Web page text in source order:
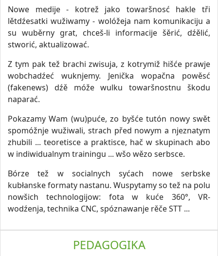
Nowe medije - kotrež jako towaršnosć hakle tři
lětdźesatki wužiwamy - wolóžeja nam komunikaciju a
su wuběrny grat, chceš-li informacije šěrić, dźělić,
stworić, aktualizować.
Z tym pak tež brachi zwisuja, z kotrymiž hišće prawje
wobchadźeć wuknjemy. Jenička wopačna powěsć
(fakenews) dźě móže wulku towaršnostnu škodu
naparać.
Pokazamy Wam (wu)puće, zo byšće tutón nowy swět
spomóžnje wužiwali, strach před nowym a njeznatym
zhubili ... teoretisce a praktisce, hač w skupinach abo
w indiwidualnym trainingu ... wšo wězo serbsce.
Bórze tež w socialnych syćach nowe serbske
kubłanske formaty nastanu. Wuspytamy so tež na polu
nowšich technologijow: fota w kuće 360°, VR-
wodźenja, technika CNC, spóznawanje rěče STT ...
PEDAGOGIKA